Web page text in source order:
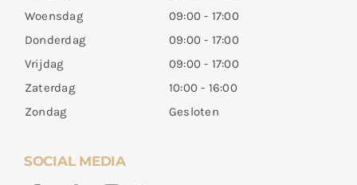
Woensdag
09:00 - 17:00
Donderdag
09:00 - 17:00
Vrijdag
09:00 - 17:00
Zaterdag
10:00 - 16:00
Zondag
Gesloten
SOCIAL MEDIA